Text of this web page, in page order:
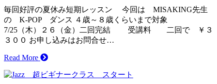
毎回好評の夏休み短期レッスン 今回は MISAKING先生
の K-POP ダンス ４歳～８歳くらいまで対象
7/25（木）２６（金）二回完結 受講料 二回で ￥３
３００ お申し込みはお問合せ…
Read More